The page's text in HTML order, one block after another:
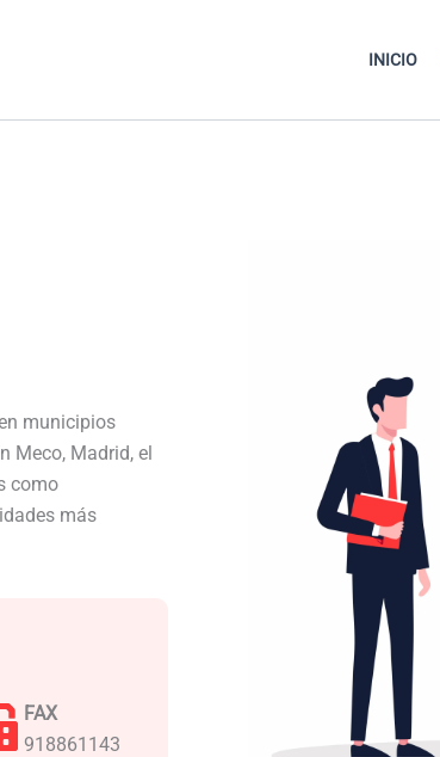
INICIO
municipios
Meco, Madrid, el
como
más
FAX
918861143